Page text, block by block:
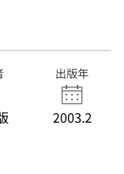
出版年
2003.2